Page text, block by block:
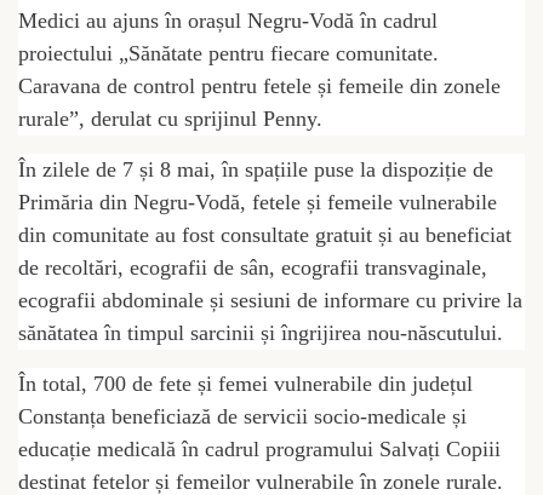
Medici au ajuns în orașul Negru-Vodă în cadrul
proiectului „Sănătate pentru fiecare comunitate.
Caravana de control pentru fetele și femeile din zonele
rurale”, derulat cu sprijinul Penny.
În zilele de 7 și 8 mai, în spațiile puse la dispoziție de
Primăria din Negru-Vodă, fetele și femeile vulnerabile
din comunitate au fost consultate gratuit și au beneficiat
de recoltări, ecografii de sân, ecografii transvaginale,
ecografii abdominale și sesiuni de informare cu privire la
sănătatea în timpul sarcinii și îngrijirea nou-născutului.
În total, 700 de fete și femei vulnerabile din județul
Constanța beneficiază de servicii socio-medicale și
educație medicală în cadrul programului Salvați Copiii
destinat fetelor și femeilor vulnerabile în zonele rurale.